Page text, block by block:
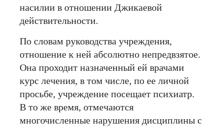
насилии в отношении Джикаевой
действительности.
По словам руководства учреждения,
отношение к ней абсолютно непредвзятое.
Она проходит назначенный ей врачами
курс лечения, в том числе, по ее личной
просьбе, учреждение посещает психиатр.
В то же время, отмечаются
многочисленные нарушения дисциплины с